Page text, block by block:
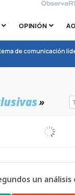
OPINIÓN
de comunicación
»
un